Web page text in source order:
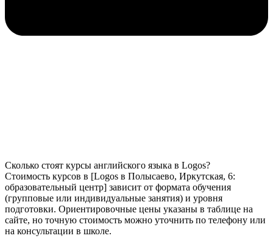
Сколько стоят курсы английского языка в Logos?
Стоимость курсов в [Logos в Полысаево, Иркутская, 6:
образовательный центр] зависит от формата обучения
(групповые или индивидуальные занятия) и уровня
подготовки. Ориентировочные цены указаны в таблице на
сайте, но точную стоимость можно уточнить по телефону или
на консультации в школе.